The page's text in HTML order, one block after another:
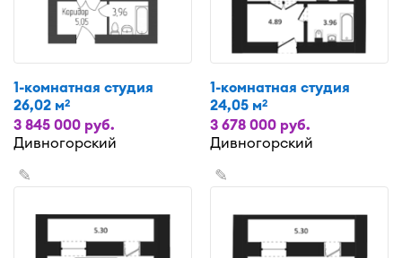
1-комнатная студия
26,02 м2
3 845 000 руб.
Дивногорский
1-комнатная студия
24,05 м2
3 678 000 руб.
Дивногорский
✎ ✎